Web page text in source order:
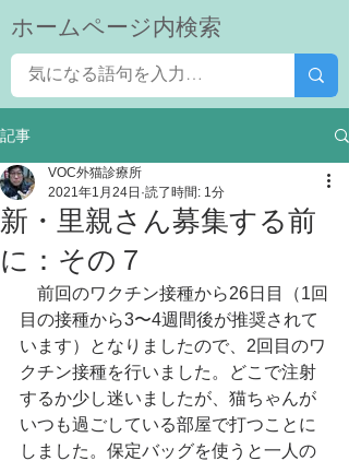
​ホームページ内検索
記事
新・里親さん募集する前
に：その７
VOC外猫診療所
2021年1月24日 読了時間: 1分
前回のワクチン接種から26日目（1回
目の接種から3〜4週間後が推奨されて
います）となりましたので、2回目のワ
クチン接種を行いました。どこで注射
するか少し迷いましたが、猫ちゃんが
いつも過ごしている部屋で打つことに
しました。保定バッグを使うと一人の